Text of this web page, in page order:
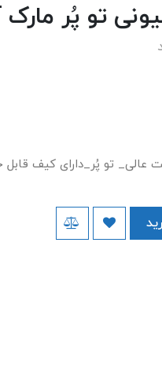
تو پُر مارک
عالی_ تو پُر_دارای کیف